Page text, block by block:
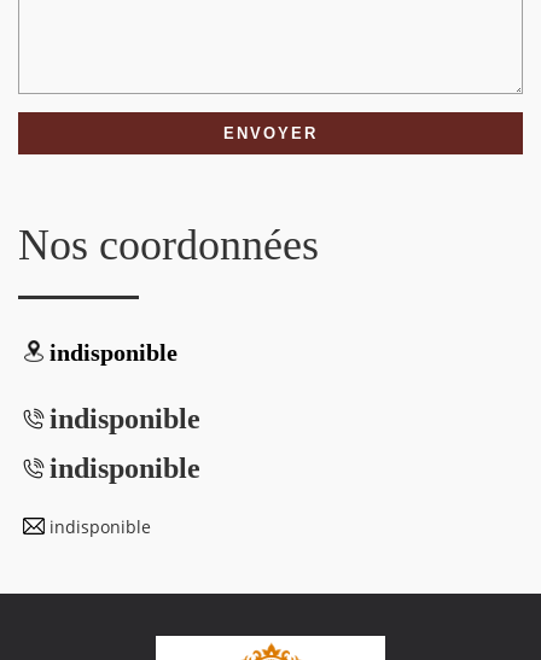
Nos coordonnées
indisponible
indisponible
indisponible
indisponible